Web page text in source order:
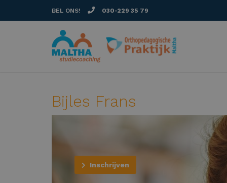
BEL ONS! 030-229 35 79
Bijles Frans
Inschrijven